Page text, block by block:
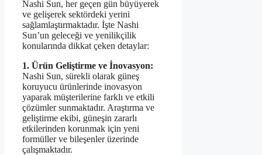
Nashi Sun, her geçen gün büyüyerek
ve gelişerek sektördeki yerini
sağlamlaştırmaktadır. İşte Nashi
Sun’un geleceği ve yenilikçilik
konularında dikkat çeken detaylar:
1. Ürün Geliştirme ve İnovasyon:
Nashi Sun, sürekli olarak güneş
koruyucu ürünlerinde inovasyon
yaparak müşterilerine farklı ve etkili
çözümler sunmaktadır. Araştırma ve
geliştirme ekibi, güneşin zararlı
etkilerinden korunmak için yeni
formüller ve bileşenler üzerinde
çalışmaktadır.